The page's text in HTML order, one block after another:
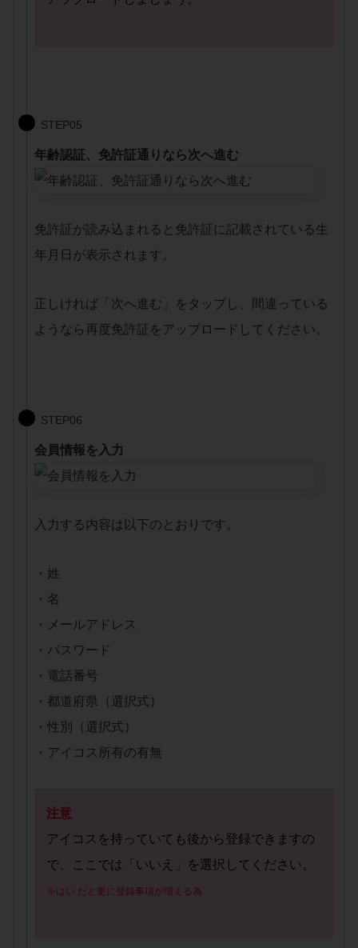
STEP05
年齢認証、免許証通りなら次へ進む
免許証が読み込まれると免許証に記載されている生
年月日が表示されます。
正しければ「次へ進む」をタップし、間違っている
ようなら再度免許証をアップロードしてください。
STEP06
会員情報を入力
入力する内容は以下のとおりです。
・姓
・名
・メールアドレス
・パスワード
・電話番号
・都道府県（選択式）
・性別（選択式）
・アイコス所有の有無
注意
アイコスを持っていても後から登録できますの
で、ここでは「いいえ」を選択してください。
※はい だと更に登録事項が増える為